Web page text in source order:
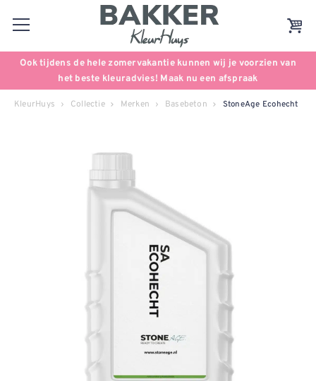
Ook tijdens de hele zomervakantie kunnen wij je voorzien van
het beste kleuradvies! Maak nu een afspraak
KleurHuys Collectie Merken Basebeton StoneAge Ecohecht